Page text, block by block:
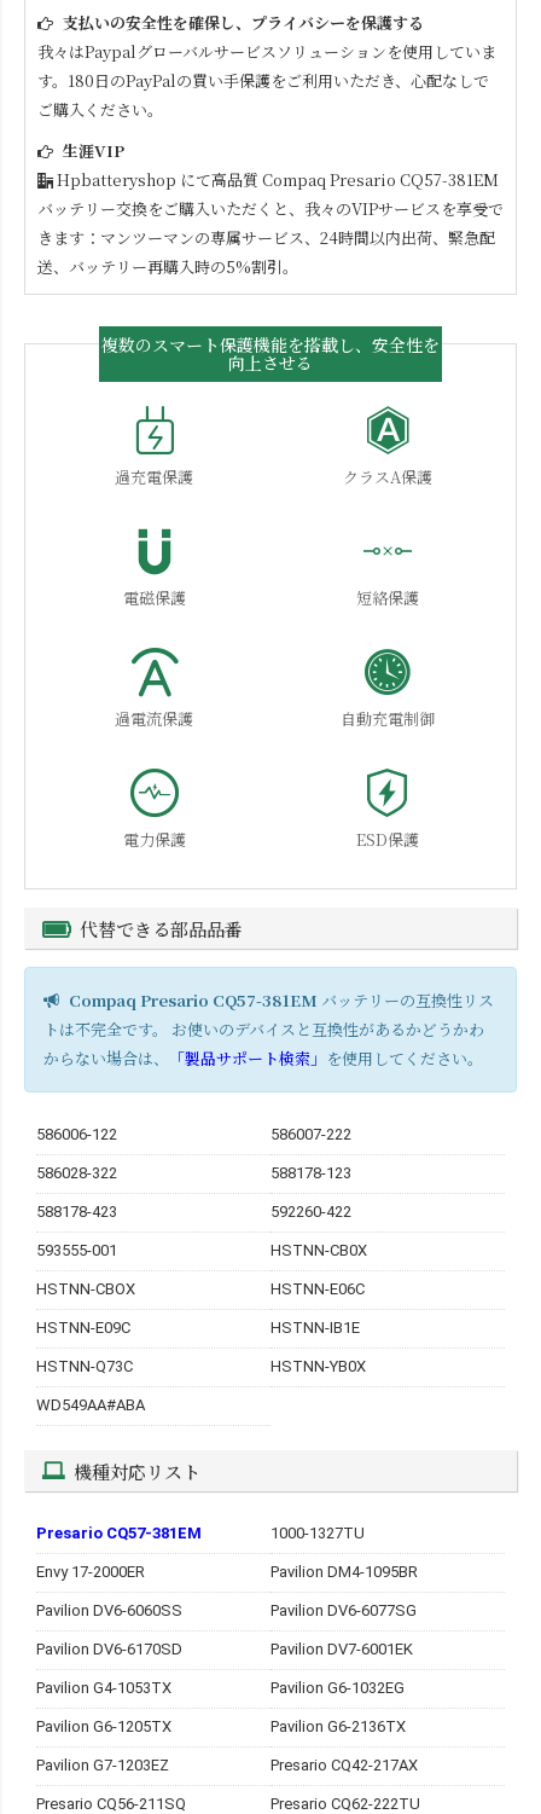
支払いの安全性を確保し、プライバシーを保護する
我々はPaypalグローバルサービスソリューションを使用していま
す。180日のPayPalの買い手保護をご利用いただき、心配なしで
ご購入ください。
生涯VIP
Hpbatteryshop にて高品質 Compaq Presario CQ57-381EM
バッテリー交換をご購入いただくと、我々のVIPサービスを享受で
きます：マンツーマンの専属サービス、24時間以内出荷、緊急配
送、バッテリー再購入時の5%割引。
複数のスマート保護機能を搭載し、安全性を
向上させる
過充電保護 クラスA保護
電磁保護 短絡保護
過電流保護 自動充電制御
電力保護 ESD保護
代替できる部品品番
Compaq Presario CQ57-381EM バッテリーの互換性リス
トは不完全です。 お使いのデバイスと互換性があるかどうかわ
からない場合は、
「製品サポート検索」 を使用してください。
586006-122 586007-222
586028-322 588178-123
588178-423 592260-422
593555-001 HSTNN-CB0X
HSTNN-CBOX HSTNN-E06C
HSTNN-E09C HSTNN-IB1E
HSTNN-Q73C HSTNN-YB0X
WD549AA#ABA
機種対応リスト
Presario CQ57-381EM 1000-1327TU
Envy 17-2000ER Pavilion DM4-1095BR
Pavilion DV6-6060SS Pavilion DV6-6077SG
Pavilion DV6-6170SD Pavilion DV7-6001EK
Pavilion G4-1053TX Pavilion G6-1032EG
Pavilion G6-1205TX Pavilion G6-2136TX
Pavilion G7-1203EZ Presario CQ42-217AX
Presario CQ56-211SQ Presario CQ62-222TU